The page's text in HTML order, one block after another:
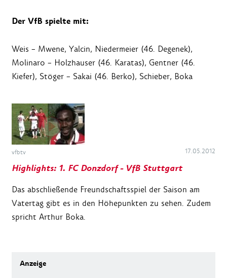
Der VfB spielte mit:
Weis – Mwene, Yalcin, Niedermeier (46. Degenek),
Molinaro – Holzhauser (46. Karatas), Gentner (46.
Kiefer), Stöger – Sakai (46. Berko), Schieber, Boka
vfbtv 17.05.2012
Highlights: 1. FC Donzdorf - VfB Stuttgart
Das abschließende Freundschaftsspiel der Saison am
Vatertag gibt es in den Höhepunkten zu sehen. Zudem
spricht Arthur Boka.